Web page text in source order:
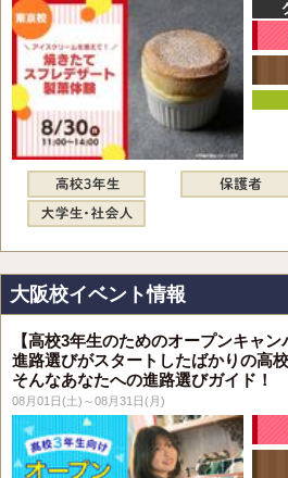
大阪校イベント情報
【高校3年生のためのオープンキャン
進路選びがスタートしたばかりの高
そんなあなたへの進路選びガイド！
08月01日(土)～08月31日(月)